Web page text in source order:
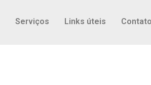
Serviços Links úteis Contato